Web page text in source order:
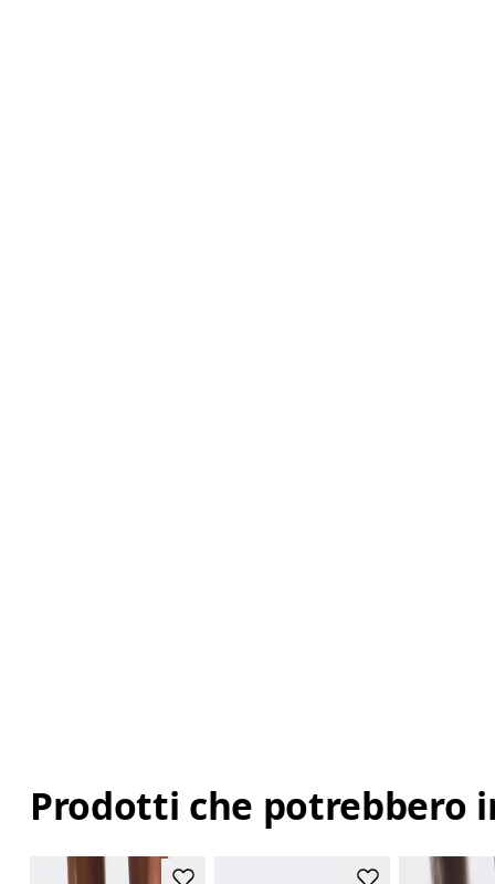
Prodotti che potrebbero